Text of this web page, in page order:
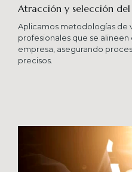
Atracción y selección
Aplicamos metodologías de
profesionales que se
empresa, asegurando
precisos.